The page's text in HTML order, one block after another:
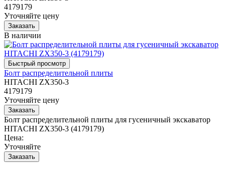
4179179
Уточняйте цену
В наличии
Болт распределительной плиты
HITACHI ZX350-3
4179179
Уточняйте цену
Болт распределительной плиты для гусеничный экскаватор
HITACHI ZX350-3 (4179179)
Цена:
Уточняйте